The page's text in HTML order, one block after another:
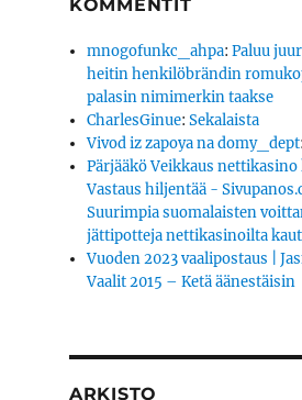
KOMMENTIT
mnogofunkc_ahpa:Paluu
heitin henkilöbrändin
palasin nimimerkin taakse
CharlesGinue:Sekalaista
Vivod iz zapoya na domy_dept
Pärjääkö Veikkaus nettikasino
Vastaus hiljentää -
Suurimpia suomalaisten
jättipotteja nettikasinoilta
Vuoden 2023 vaalipostaus |
Vaalit 2015 – Ketä äänestäisin
ARKISTO